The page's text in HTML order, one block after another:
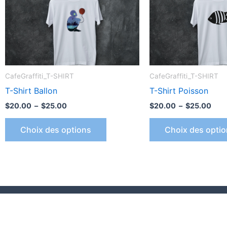
CafeGraffiti_T-SHIRT
T-Shirt Ballon
$20.00 – $25.00
Choix des options
Les
options
peuvent
être
choisies
sur
produit
CafeGraffiti_T-SHIRT
T-Shirt Poisson
$20.00 – $25.00
Choix des